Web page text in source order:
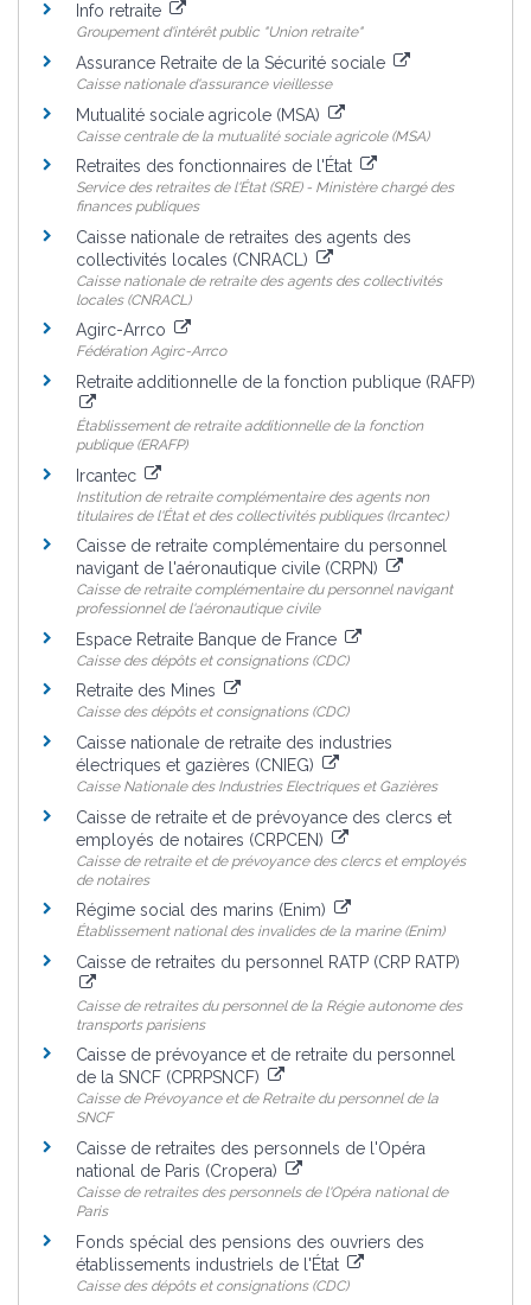
Info retraite
Groupement d'intérêt public "Union retraite"
Assurance Retraite de la Sécurité sociale
Caisse nationale d'assurance vieillesse
Mutualité sociale agricole (MSA)
Caisse centrale de la mutualité sociale agricole (MSA)
Retraites des fonctionnaires de l'État
Service des retraites de l'État (SRE) - Ministère chargé des
finances publiques
Caisse nationale de retraites des agents des
collectivités locales (CNRACL)
Caisse nationale de retraite des agents des collectivités
locales (CNRACL)
Agirc-Arrco
Fédération Agirc-Arrco
Retraite additionnelle de la fonction publique (RAFP)
Établissement de retraite additionnelle de la fonction
publique (ERAFP)
Ircantec
Institution de retraite complémentaire des agents non
titulaires de l'État et des collectivités publiques (Ircantec)
Caisse de retraite complémentaire du personnel
navigant de l'aéronautique civile (CRPN)
Caisse de retraite complémentaire du personnel navigant
professionnel de l'aéronautique civile
Espace Retraite Banque de France
Caisse des dépôts et consignations (CDC)
Retraite des Mines
Caisse des dépôts et consignations (CDC)
Caisse nationale de retraite des industries
électriques et gazières (CNIEG)
Caisse Nationale des Industries Electriques et Gazières
Caisse de retraite et de prévoyance des clercs et
employés de notaires (CRPCEN)
Caisse de retraite et de prévoyance des clercs et employés
de notaires
Régime social des marins (Enim)
Établissement national des invalides de la marine (Enim)
Caisse de retraites du personnel RATP (CRP RATP)
Caisse de retraites du personnel de la Régie autonome des
transports parisiens
Caisse de prévoyance et de retraite du personnel
de la SNCF (CPRPSNCF)
Caisse de Prévoyance et de Retraite du personnel de la
SNCF
Caisse de retraites des personnels de l'Opéra
national de Paris (Cropera)
Caisse de retraites des personnels de l'Opéra national de
Paris
Fonds spécial des pensions des ouvriers des
établissements industriels de l'État
Caisse des dépôts et consignations (CDC)